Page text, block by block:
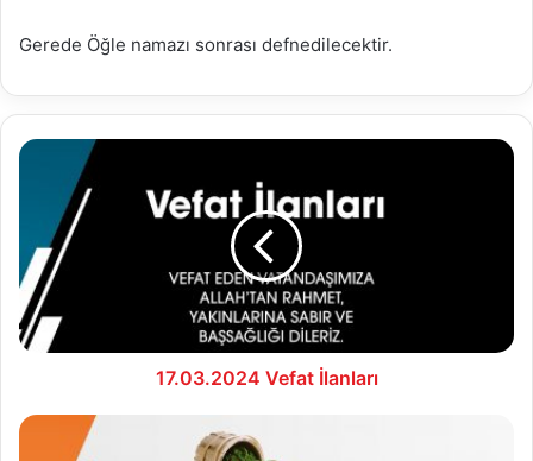
Gerede Öğle namazı sonrası defnedilecektir.
17.03.2024
17.03.2024 Vefat İlanları
15.03.2024
Toptancı